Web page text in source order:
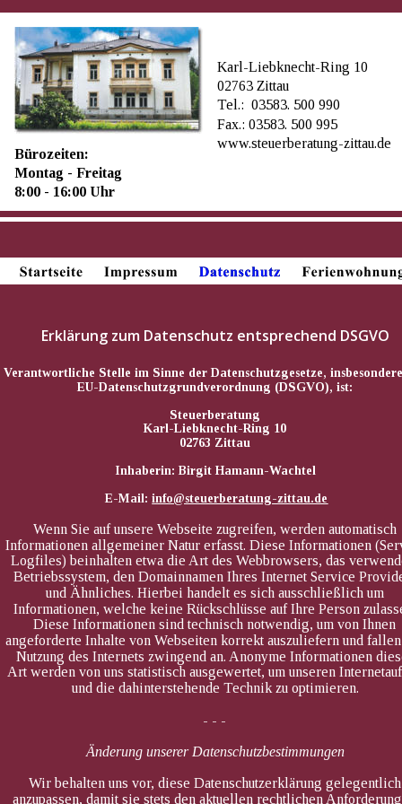
Erklärung zum Datenschutz entsprechend DSGVO
Verantwortliche Stelle im Sinne der Datenschutzgesetze,
EU-Datenschutzgrundverordnung (DSGVO), ist:
Steuerberatung
Karl-Liebknecht-Ring 10
02763 Zittau
Inhaberin: Birgit Hamann-Wachtel
E-Mail: info@steuerberatung-zittau.de
Wenn Sie auf unsere Webseite zugreifen, werden automatisch
Informationen allgemeiner Natur erfasst. Diese Informationen
Logfiles) beinhalten etwa die Art des Webbrowsers, das
Betriebssystem, den Domainnamen Ihres Internet Service
und Ähnliches. Hierbei handelt es sich ausschließlich um
Informationen, welche keine Rückschlüsse auf Ihre Person
Diese Informationen sind technisch notwendig, um von Ihnen
angeforderte Inhalte von Webseiten korrekt auszuliefern und
Nutzung des Internets zwingend an. Anonyme Informationen
Art werden von uns statistisch ausgewertet, um unseren
und die dahinterstehende Technik zu optimieren.
- - -
Änderung unserer Datenschutzbestimmungen
Wir behalten uns vor, diese Datenschutzerklärung
anzupassen, damit sie stets den aktuellen rechtlichen
Bürozeiten:
Montag - Freitag
8:00 - 16:00 Uhr
Karl-Liebknecht-Ring 10
02763 Zittau
Tel.:  03583. 500 990
Fax.: 03583. 500 995
www.steuerberatung-zittau.de